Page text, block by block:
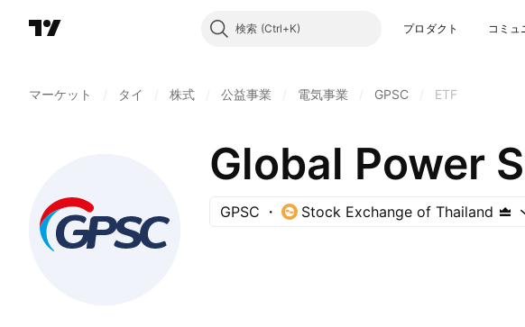
検索 プロダクト コミュ
マーケット タイ 株式 公益事業 電気事業 GPSC ETF
Global Power
GPSC Stock Exchange of Thailand